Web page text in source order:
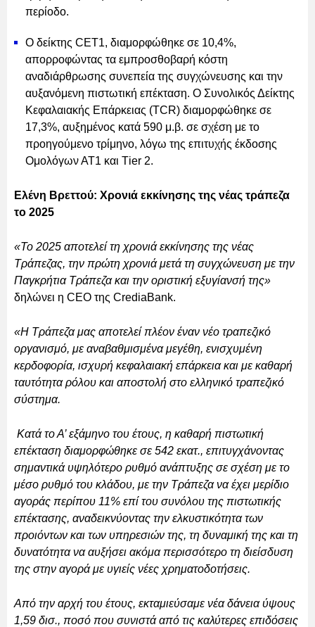
περίοδο.
O δείκτης CET1, διαμορφώθηκε σε 10,4%,
απορροφώντας τα εμπροσθοβαρή κόστη
αναδιάρθρωσης συνεπεία της συγχώνευσης και την
αυξανόμενη πιστωτική επέκταση. Ο Συνολικός Δείκτης
Κεφαλαιακής Επάρκειας (TCR) διαμορφώθηκε σε
17,3%, αυξημένος κατά 590 μ.β. σε σχέση με το
προηγούμενο τρίμηνο, λόγω της επιτυχής έκδοσης
Ομολόγων ΑΤ1 και Τier 2.
Ελένη Βρεττού: Χρονιά εκκίνησης της νέας τράπεζα
το 2025
«Το 2025 αποτελεί τη χρονιά εκκίνησης της νέας
Τράπεζας, την πρώτη χρονιά μετά τη συγχώνευση με την
Παγκρήτια Τράπεζα και την οριστική εξυγίανσή της»
δηλώνει η CEO της CrediaBank.
«Η Τράπεζα μας αποτελεί πλέον έναν νέο τραπεζικό
οργανισμό, με αναβαθμισμένα μεγέθη, ενισχυμένη
κερδοφορία, ισχυρή κεφαλαιακή επάρκεια και με καθαρή
ταυτότητα ρόλου και αποστολή στο ελληνικό τραπεζικό
σύστημα.
Κατά το Α’ εξάμηνο του έτους, η καθαρή πιστωτική
επέκταση διαμορφώθηκε σε 542 εκατ., επιτυγχάνοντας
σημαντικά υψηλότερο ρυθμό ανάπτυξης σε σχέση με το
μέσο ρυθμό του κλάδου, με την Τράπεζα να έχει μερίδιο
αγοράς περίπου 11% επί του συνόλου της πιστωτικής
επέκτασης, αναδεικνύοντας την ελκυστικότητα των
προιόντων και των υπηρεσιών της, τη δυναμική της και τη
δυνατότητα να αυξήσει ακόμα περισσότερο τη διείσδυση
της στην αγορά με υγιείς νέες χρηματοδοτήσεις.
Από την αρχή του έτους, εκταμιεύσαμε νέα δάνεια ύψους
1,59 δισ., ποσό που συνιστά από τις καλύτερες επιδόσεις